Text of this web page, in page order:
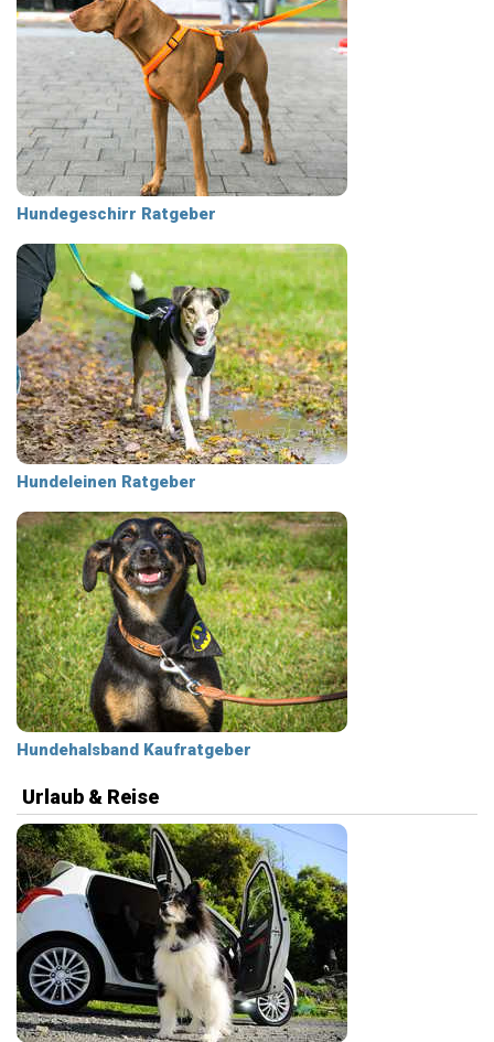
Hundegeschirr Ratgeber
Hundeleinen Ratgeber
Hundehalsband Kaufratgeber
Urlaub & Reise